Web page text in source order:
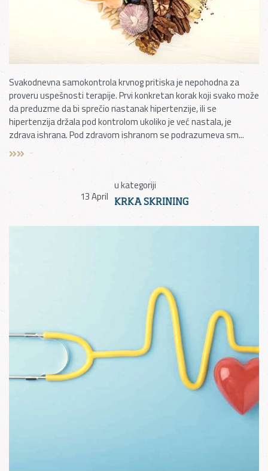
Svakodnevna samokontrola krvnog pritiska je nepohodna za
proveru uspešnosti terapije. Prvi konkretan korak koji svako može
da preduzme da bi sprečio nastanak hipertenzije, ili se
hipertenzija držala pod kontrolom ukoliko je već nastala, je
zdrava ishrana. Pod zdravom ishranom se podrazumeva sm...
13April
u kategoriji
KRKA SKRINING